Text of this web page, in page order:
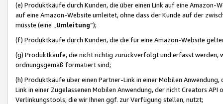
(e) Produktkäufe durch Kunden, die über einen Link auf eine
auf eine Amazon-Website umleitet, ohne dass der Kunde auf der
müsste (eine „ Umleitung“);
(f) Produktkäufe durch Kunden, die die für eine Amazon-Website
(g) Produktkäufe, die nicht richtig zurückverfolgt und erfasst werden,
ordnungsgemäß formatiert sind;
(h) Produktkäufe über einen Partner-Link in einer Mobilen
Link in einer Zugelassenen Mobilen Anwendung, der nicht Creators
Verlinkungstools, die wir Ihnen ggf. zur Verfügung stellen, nutzt;